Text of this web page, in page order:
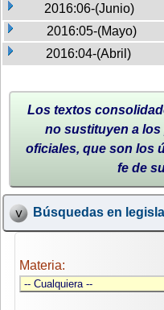
2016:06-(Junio)
2016:05-(Mayo)
2016:04-(Abril)
Los textos
no sustituyen a
oficiales, que son los
fe de
Búsquedas en
Materia: